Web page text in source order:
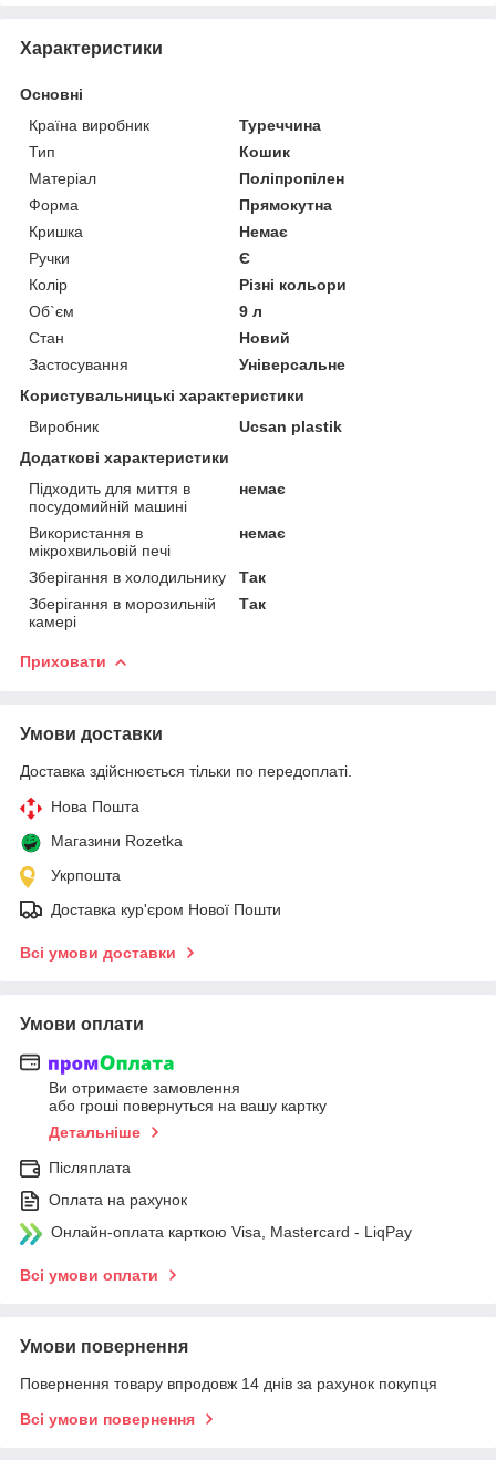
Характеристики
Основні
Країна виробник
Туреччина
Тип
Кошик
Матеріал
Поліпропілен
Форма
Прямокутна
Кришка
Немає
Ручки
Є
Колір
Різні кольори
Об`єм
9 л
Стан
Новий
Застосування
Універсальне
Користувальницькі характеристики
Виробник
Ucsan plastik
Додаткові характеристики
Підходить для миття в
посудомийній машині
немає
Використання в
мікрохвильовій печі
немає
Зберігання в холодильнику
Так
Зберігання в морозильній
камері
Так
Приховати
Умови доставки
Доставка здійснюється тільки по передоплаті.
Нова Пошта
Магазини Rozetka
Укрпошта
Доставка кур'єром Нової Пошти
Всі умови доставки
Умови оплати
Ви отримаєте замовлення
або гроші повернуться на вашу картку
Детальніше
Післяплата
Оплата на рахунок
Онлайн-оплата карткою Visa, Mastercard - LiqPay
Всі умови оплати
Умови повернення
Повернення товару впродовж 14 днів за рахунок покупця
Всі умови повернення